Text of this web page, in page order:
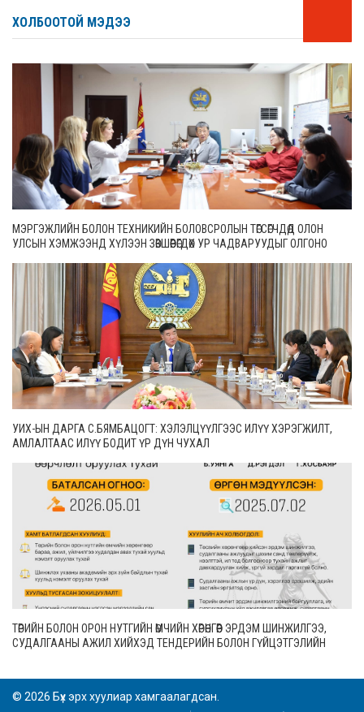
ХОЛБООТОЙ МЭДЭЭ
МЭРГЭЖЛИЙН БОЛОН ТЕХНИКИЙН БОЛОВСРОЛЫН ТӨГСӨГЧДӨД ОЛОН
УЛСЫН ХЭМЖЭЭНД ХҮЛЭЭН ЗӨВШӨӨРӨГДӨХ УР ЧАДВАРУУДЫГ ОЛГОНО
УИХ-ЫН ДАРГА С.БЯМБАЦОГТ: ХЭЛЭЛЦҮҮЛГЭЭС ИЛҮҮ ХЭРЭГЖИЛТ,
АМЛАЛТААС ИЛҮҮ БОДИТ ҮР ДҮН ЧУХАЛ
ТӨРИЙН БОЛОН ОРОН НУТГИЙН ӨМЧИЙН ХӨРӨНГӨӨР ЭРДЭМ ШИНЖИЛГЭЭ,
СУДАЛГААНЫ АЖИЛ ХИЙХЭД ТЕНДЕРИЙН БОЛОН ГҮЙЦЭТГЭЛИЙН
© 2026 Бүх эрх хуулиар хамгаалагдсан.